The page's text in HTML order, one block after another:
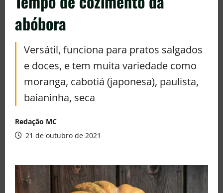
abóbora
Versátil, funciona para pratos salgados
e doces, e tem muita variedade como
moranga, cabotiá (japonesa), paulista,
baianinha, seca
Redação MC
21 de outubro de 2021